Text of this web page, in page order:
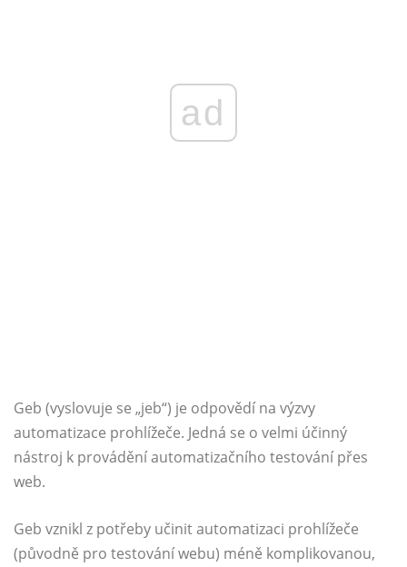
ad
Geb (vyslovuje se „jeb“) je odpovědí na výzvy
automatizace prohlížeče. Jedná se o velmi účinný
nástroj k provádění automatizačního testování přes
web.
Geb vznikl z potřeby učinit automatizaci prohlížeče
(původně pro testování webu) méně komplikovanou,